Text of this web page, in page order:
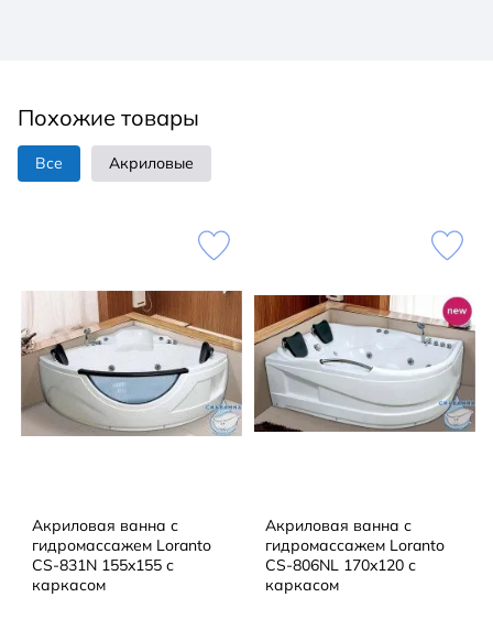
Похожие товары
Все Акриловые
Акриловая ванна с
гидромассажем Loranto
CS-831N 155x155 с
каркасом
Акриловая ванна с
гидромассажем Loranto
CS-806NL 170x120 с
каркасом